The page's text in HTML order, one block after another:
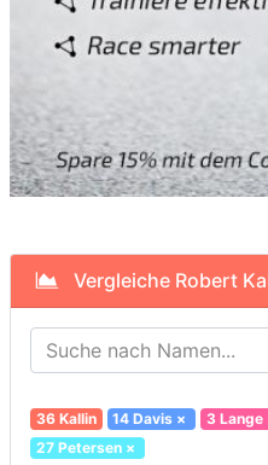
Vergleiche Robert
36 Kallin 14 Davis × 3 Lange
27 Petersen×